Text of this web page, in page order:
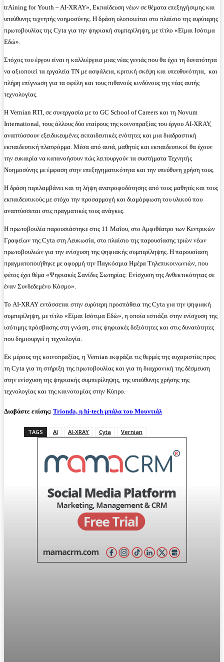
trAining for Youth – AI-XRAY», Εκπαίδευση νέων σε θέματα επεξηγήσιμης και
υπεύθυνης τεχνητής νοημοσύνης. Η δράση υλοποιείται στο πλαίσιο της ευρύτερης
πρωτοβουλίας της Cyta για την ψηφιακή συμπερίληψη, με τίτλο «Είμαι Ισότιμα
Εδώ».
Στόχος του έργου είναι η καλλιέργεια μιας νέας γενιάς που θα έχει τη δυνατότητα
να αξιοποιεί τα εργαλεία ΤΝ με ασφάλεια, κριτική σκέψη και υπευθυνότητα, και
πλήρη επίγνωση για τα οφέλη και τους πιθανούς κινδύνους της νέας αυτής
τεχνολογίας.
Η Vernian RTI, σε συνεργασία με το GC School of Careers και τη Novum
International, τους άλλους δύο εταίρους της κοινοπραξίας του έργου AI-XRAY,
αναπτύσσουν εξειδικευμένες εκπαιδευτικές ενότητες και μια διαδραστική
εκπαιδευτική πλατφόρμα. Μέσα από αυτά, μαθητές και εκπαιδευτικοί θα έχουν
την ευκαιρία να κατανοήσουν πώς λειτουργούν τα συστήματα Τεχνητής
Νοημοσύνης με έμφαση στην επεξηγηματικότητα και την υπεύθυνη χρήση τους.
Η δράση περιλαμβάνει και τη λήψη ανατροφοδότησης από τους μαθητές και τους
εκπαιδευτικούς με στόχο την προσαρμογή και διαμόρφωση του υλικού που
αναπτύσσεται στις πραγματικές τους ανάγκες.
Η πρωτοβουλία παρουσιάστηκε στις 11 Μαΐου, στο Αμφιθέατρο των Κεντρικών
Γραφείων της Cyta στη Λευκωσία, στο πλαίσιο της παρουσίασης τριών νέων
πρωτοβουλιών για την ενίσχυση της ψηφιακής συμπερίληψης. Η παρουσίαση
πραγματοποιήθηκε με αφορμή την Παγκόσμια Ημέρα Τηλεπικοινωνιών, που
φέτος έχει θέμα «Ψηφιακές Σανίδες Σωτηρίας: Ενίσχυση της Ανθεκτικότητας σε
έναν Συνδεδεμένο Κόσμο».
Το AI-XRAY εντάσσεται στην ευρύτερη προσπάθεια της Cyta για την ψηφιακή
συμπερίληψη, με τίτλο «Είμαι Ισότιμα Εδώ», η οποία εστιάζει στην ενίσχυση της
ισότιμης πρόσβασης στη γνώση, στις ψηφιακές δεξιότητες και στις δυνατότητες
που δημιουργεί η τεχνολογία.
Εκ μέρους της κοινοπραξίας, η Vernian εκφράζει τις θερμές της ευχαριστίες προς
τη Cyta για τη στήριξη της πρωτοβουλίας και για τη διαχρονική της δέσμευση
στην ενίσχυση της ψηφιακής συμπερίληψης, της υπεύθυνης χρήσης της
τεχνολογίας και της καινοτομίας στην Κύπρο.
Διαβάστε επίσης: Trionda, η hi-tech μπάλα του Μουντιάλ
TAGS AI AI-XRAY Cyta Vernian